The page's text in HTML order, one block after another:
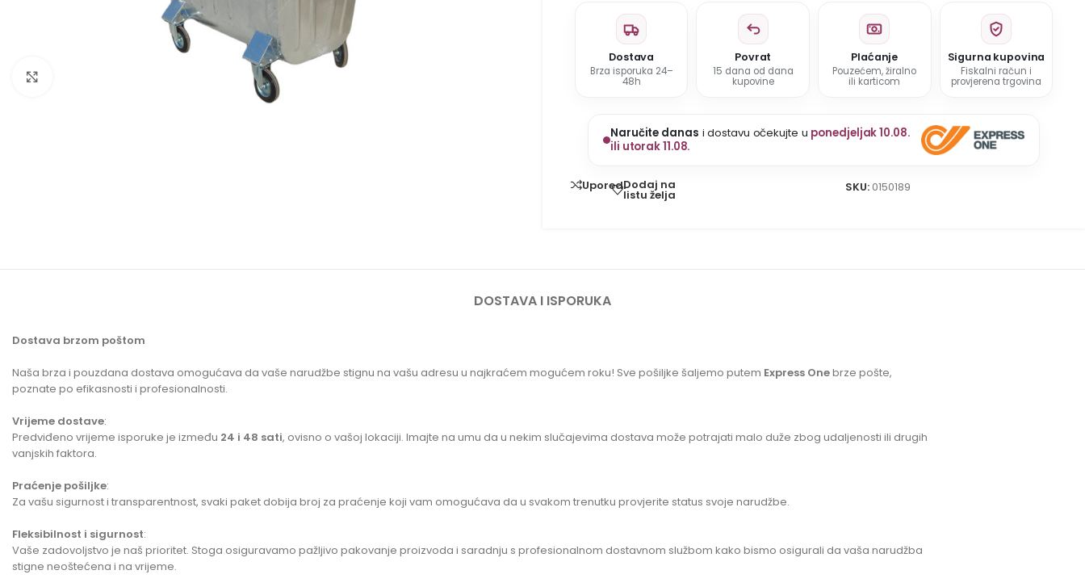
Roštilji
Dostava
Brza isporuka 24–
48h
Povrat
15 dana od dana
kupovine
Plaćanje
Pouzećem, žiralno
ili karticom
Sigurna kupovina
Fiskalni račun i
provjerena trgovina
Naručite danas i dostavu očekujte u ponedjeljak 10.08.
ili utorak 11.08.
UporediDodaj na
listu želja
SKU: 0150189
DOSTAVA I ISPORUKA
Dostava brzom poštom
Naša brza i pouzdana dostava omogućava da vaše narudžbe stignu na vašu adresu u najkraćem mogućem roku! Sve pošiljke šaljemo putem Express Onebrze pošte,
poznate po efikasnosti i profesionalnosti.
Vrijeme dostave:
Predviđeno vrijeme isporuke je između 24 i 48 sati, ovisno o vašoj lokaciji. Imajte na umu da u nekim slučajevima dostava može potrajati malo duže zbog udaljenosti ili drugih
vanjskih faktora.
Praćenje pošiljke:
Za vašu sigurnost i transparentnost, svaki paket dobija broj za praćenje koji vam omogućava da u svakom trenutku provjerite status svoje narudžbe.
Fleksibilnost i sigurnost:
Vaše zadovoljstvo je naš prioritet. Stoga osiguravamo pažljivo pakovanje proizvoda i saradnju s profesionalnom dostavnom službom kako bismo osigurali da vaša narudžba
stigne neoštećena i na vrijeme.